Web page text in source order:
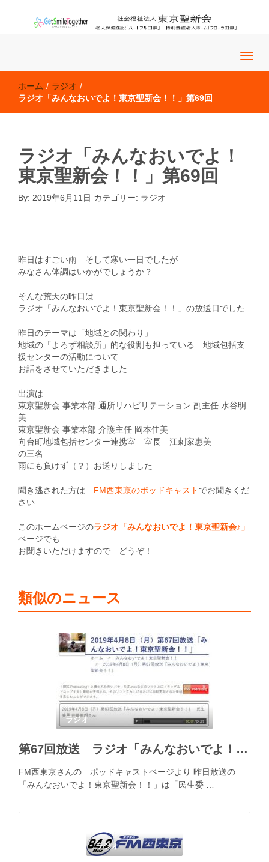
ホーム / ラジオ /
ラジオ「みんなおいでよ！東京聖新会！！」第69回
ラジオ「みんなおいでよ！
東京聖新会！！」第69回
By: 2019年6月11日 カテゴリー: ラジオ
昨日はすごい雨 そして寒い一日でしたが
みなさん体調はいかがでしょうか？
そんな荒天の昨日は
ラジオ「みんなおいでよ！東京聖新会！！」の放送日でした
昨日のテーマは「地域との関わり」
地域の「よろず相談所」的な役割も担っている 地域包括支
援センターの活動について
お話をさせていただきました
出演は
東京聖新会 事業本部 通所リハビリテーション 副主任 水谷明
美
東京聖新会 事業本部 介護主任 岡本佳美
向台町地域包括センター連携室 室長 江刺家惠美
の三名
雨にも負けず（？）お送りしました
聞き逃された方は FM西東京のポッドキャスト でお聞きくだ
さい
このホームページのラジオ「みんなおいでよ！東京聖新会♪」
ページでも
お聞きいただけますので どうぞ！
類似のニュース
ラジオ
第67回放送 ラジオ「みんなおいでよ！東京聖新会！！」
FM西東京さんの ポッドキャストページより 昨日放送の
「みんなおいでよ！東京聖新会！！」は「民生委 …
ラジオ